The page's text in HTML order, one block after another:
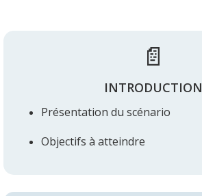
📄
INTRODUCTION
Présentation du scénario
Objectifs à atteindre